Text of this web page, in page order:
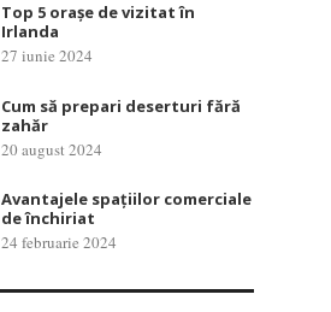
Top 5 orașe de vizitat în
Irlanda
27 iunie 2024
Cum să prepari deserturi fără
zahăr
20 august 2024
Avantajele spațiilor comerciale
de închiriat
24 februarie 2024